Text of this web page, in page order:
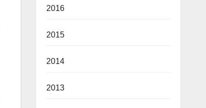
2016
2015
2014
2013